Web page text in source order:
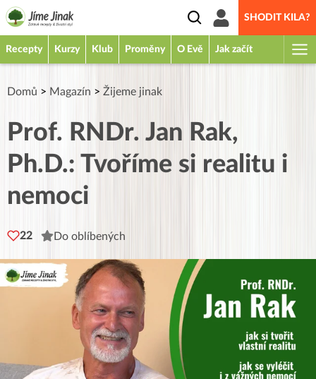
SHODIT KILA?
Recepty Kurzy Klub Proměny O Evě Jak začít
Domů > Magazín > Žijeme jinak
Prof. RNDr. Jan Rak,
Ph.D.: Tvoříme si realitu i
nemoci
22 Do oblíbených